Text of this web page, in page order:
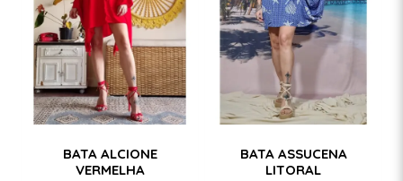
BATA ALCIONE
VERMELHA
BATA ASSUCENA
LITORAL